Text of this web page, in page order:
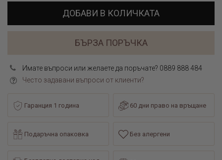
ДОБАВИ В КОЛИЧКАТА
БЪРЗА ПОРЪЧКА
Имате въпроси или желаете да поръчате? 0889 888 484
Често задавани въпроси от клиенти?
Гаранция 1 година 60 дни право на връщане
Подаръчна опаковка Без алергени